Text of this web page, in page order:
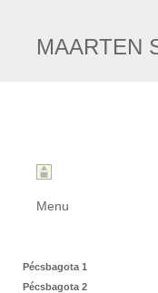
MAARTEN
Menu
Pécsbagota 1
Pécsbagota 2